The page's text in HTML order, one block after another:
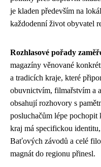
je kladen především na
každodenní život obyvatel
Rozhlasové pořady
magazíny věnované
a tradicích kraje, které
obuvnictvím, filmařstvím a
obsahují rozhovory s
posluchačům lépe
kraj má specifickou
Baťových závodů a celé
magnát do regionu přinesl.